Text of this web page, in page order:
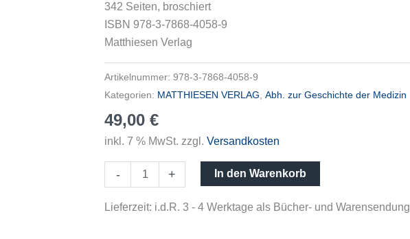
342 Seiten, broschiert
ISBN 978-3-7868-4058-9
Matthiesen Verlag
Artikelnummer: 978-3-7868-4058-9
Kategorien: MATTHIESEN VERLAG Abh. zur Geschichte der Medizin
49,00 €
inkl. 7 % MwSt. zzgl. Versandkosten
- + In den Warenkorb
Lieferzeit: i.d.R. 3 - 4 Werktage als Bücher- und Warensendung